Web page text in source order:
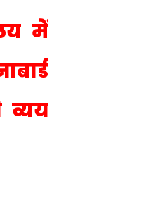
में
व्यय